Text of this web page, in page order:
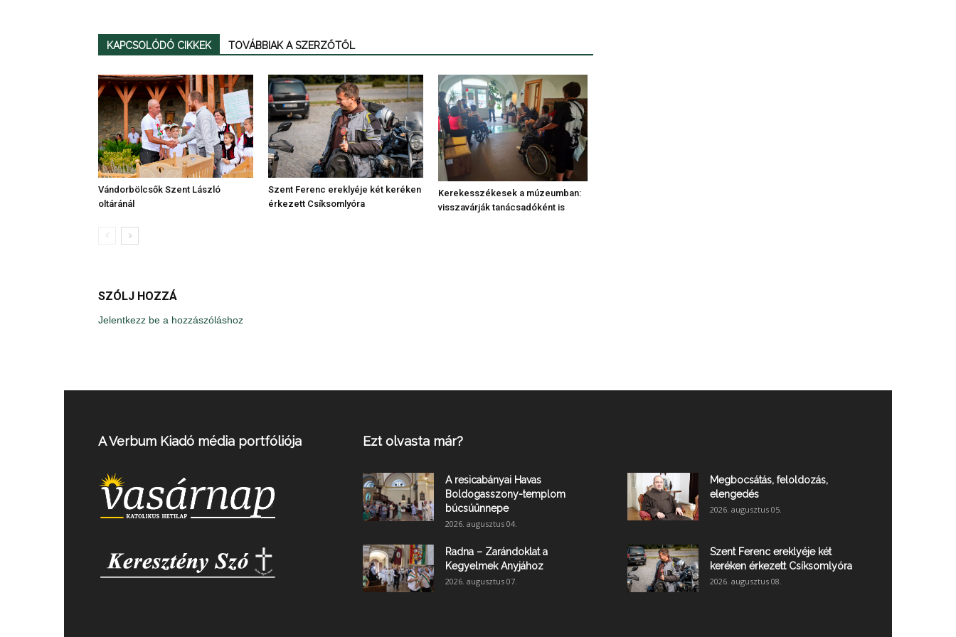
KAPCSOLÓDÓ CIKKEK TOVÁBBIAK A SZERZŐTŐL
Vándorbölcsők Szent László
oltáránál
Szent Ferenc ereklyéje két keréken
érkezett Csíksomlyóra
Kerekesszékesek a múzeumban:
visszavárják tanácsadóként is
SZÓLJ HOZZÁ
Jelentkezz be a hozzászóláshoz
A Verbum Kiadó média portfóliója Ezt olvasta már?
A resicabányai Havas
Boldogasszony-templom
búcsúünnepe
2026. augusztus 04.
Megbocsátás, feloldozás,
elengedés
2026. augusztus 05.
Radna – Zarándoklat a
Kegyelmek Anyjához
2026. augusztus 07.
Szent Ferenc ereklyéje két
keréken érkezett Csíksomlyóra
2026. augusztus 08.